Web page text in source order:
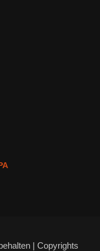
| Copyrights